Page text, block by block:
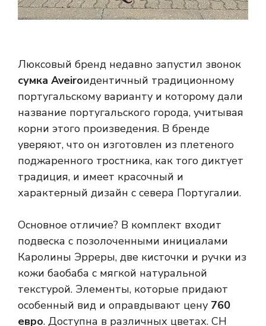
Люксовый бренд недавно запустил звонок
сумка Aveiroидентичный традиционному
португальскому варианту и которому дали
название португальского города, учитывая
корни этого произведения. В бренде
уверяют, что он изготовлен из плетеного
поджаренного тростника, как того диктует
традиция, и имеет красочный и
характерный дизайн с севера Португалии.
Основное отличие? В комплект входит
подвеска с позолоченными инициалами
Каролины Эрреры, две кисточки и ручки из
кожи баобаба с мягкой натуральной
текстурой. Элементы, которые придают
особенный вид и оправдывают цену 760
евро. Доступна в различных цветах. CH